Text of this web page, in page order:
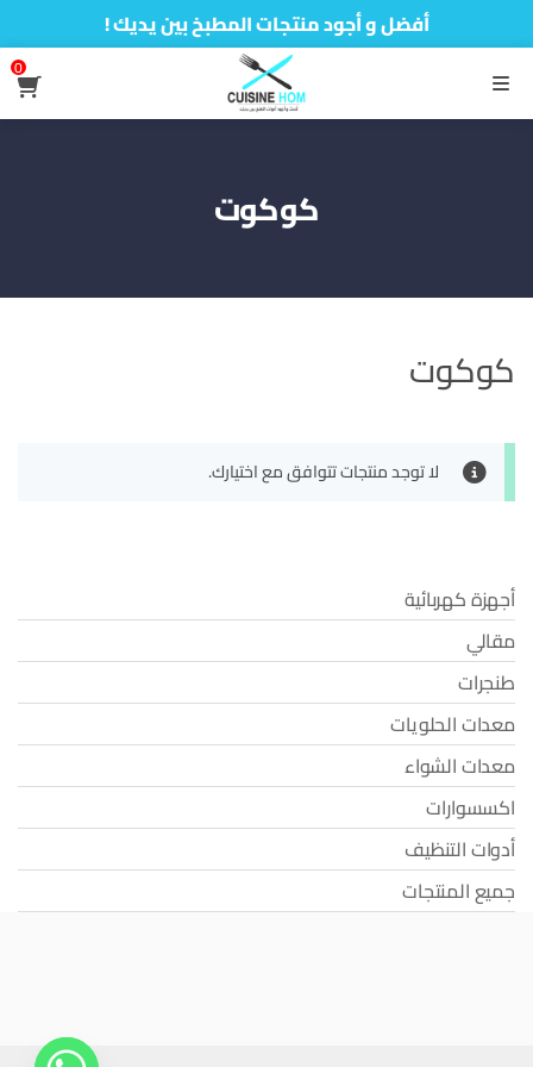
أفضل و أجود منتجات المطبخ بين يديك !
القائمة
0
كوكوت
كوكوت
لا توجد منتجات تتوافق مع اختيارك.
أجهزة كهربائية
مقالي
طنجرات
معدات الحلويات
معدات الشواء
اكسسوارات
أدوات التنظيف
جميع المنتجات